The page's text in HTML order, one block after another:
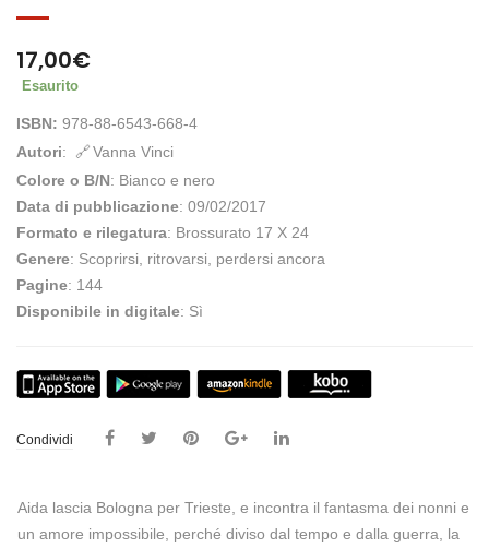
17,00€
Esaurito
ISBN: 978-88-6543-668-4
Autori:
Vanna Vinci
Colore o B/N: Bianco e nero
Data di pubblicazione: 09/02/2017
Formato e rilegatura: Brossurato 17 X 24
Genere: Scoprirsi, ritrovarsi, perdersi ancora
Pagine: 144
Disponibile in digitale: Sì
Condividi
Aida lascia Bologna per Trieste, e incontra il fantasma dei nonni e
un amore impossibile, perché diviso dal tempo e dalla guerra, la